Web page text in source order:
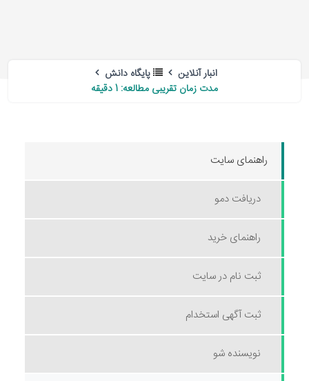
انبار آنلاین
پایگاه دانش
مدت زمان تقریبی مطالعه: 1 دقیقه
راهنمای سایت
دریافت دمو
راهنمای خرید
ثبت نام در سایت
ثبت آگهی استخدام
نویسنده شو